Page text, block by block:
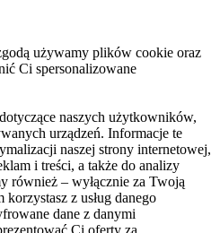
używamy plików cookie oraz
Ci spersonalizowane
naszych użytkowników,
urządzeń. Informacje te
naszej strony internetowej,
i treści, a także do analizy
również – wyłącznie za Twoją
z usług danego
dane z danymi
Ci oferty za